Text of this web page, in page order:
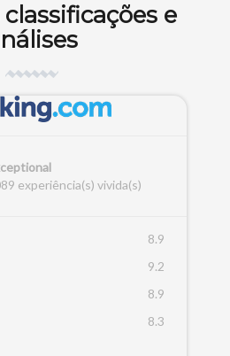
e
experiência(s) vivida(s)
8.9
9.2
8.9
8.3